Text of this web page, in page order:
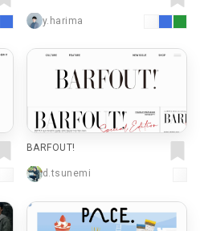
y.harima
BARFOUT!
d.tsunemi